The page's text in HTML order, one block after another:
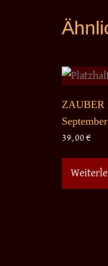
ZAUBER
39,00€